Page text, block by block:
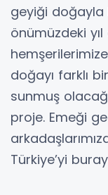
geyiği doğayla
önümüzdeki
doğayı farklı
sunmuş
proje. Emeği
Türkiye’yi